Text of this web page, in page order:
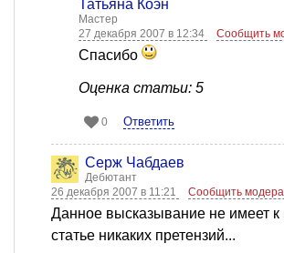
Татьяна Коэн
Мастер
27 декабря 2007 в 12:34
Сообщить
Спасибо
Оценка статьи: 5
0 Ответить
Серж Чабдаев
Дебютант
26 декабря 2007 в 11:21
Сообщить
Данное высказывание не имеет
статье никаких претензий...